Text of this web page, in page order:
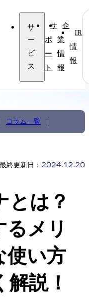
サ
ー
ビ
ス
サ
ポ
ー
ト
企
業
情
報
IR
情
報
コラム一覧
最終更新日： 2024.12.20
とは？
メリ
使い方
説！